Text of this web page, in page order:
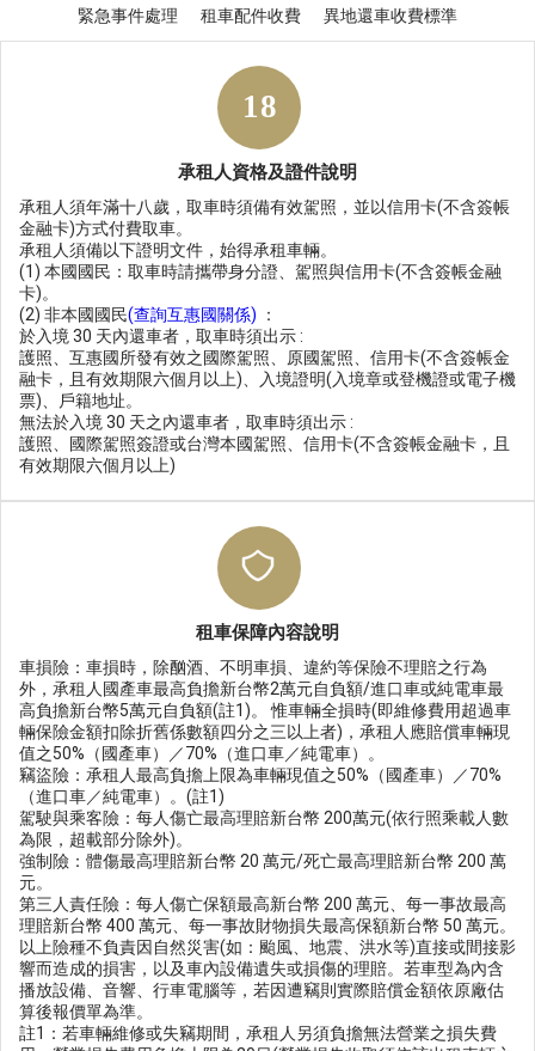
緊急事件處理
租車配件收費 異地還車收費標準
承租人資格及證件說明
承租人須年滿十八歲，取車時須備有效駕照，並以信用卡(不含簽帳
金融卡)方式付費取車。
承租人須備以下證明文件，始得承租車輛。
(1) 本國國民：取車時請攜帶身分證、駕照與信用卡(不含簽帳金融
卡)。
(2) 非本國國民(查詢互惠國關係) ：
於入境 30 天內還車者，取車時須出示 :
護照、互惠國所發有效之國際駕照、原國駕照、信用卡(不含簽帳金
融卡，且有效期限六個月以上)、入境證明(入境章或登機證或電子機
票)、戶籍地址。
無法於入境 30 天之內還車者，取車時須出示 :
護照、國際駕照簽證或台灣本國駕照、信用卡(不含簽帳金融卡，且
有效期限六個月以上)
租車保障內容說明
車損險：車損時，除酗酒、不明車損、違約等保險不理賠之行為
外，承租人國產車最高負擔新台幣2萬元自負額/進口車或純電車最
高負擔新台幣5萬元自負額(註1)。 惟車輛全損時(即維修費用超過車
輛保險金額扣除折舊係數額四分之三以上者)，承租人應賠償車輛現
值之50%（國產車）／70%（進口車／純電車）。
竊盜險：承租人最高負擔上限為車輛現值之50%（國產車）／70%
（進口車／純電車）。(註1)
駕駛與乘客險：每人傷亡最高理賠新台幣 200萬元(依行照乘載人數
為限，超載部分除外)。
強制險：體傷最高理賠新台幣 20 萬元/死亡最高理賠新台幣 200 萬
元。
第三人責任險：每人傷亡保額最高新台幣 200 萬元、每一事故最高
理賠新台幣 400 萬元、每一事故財物損失最高保額新台幣 50 萬元。
以上險種不負責因自然災害(如：颱風、地震、洪水等)直接或間接影
響而造成的損害，以及車內設備遺失或損傷的理賠。若車型為內含
播放設備、音響、行車電腦等，若因遭竊則實際賠償金額依原廠估
算後報價單為準。
註1：若車輛維修或失竊期間，承租人另須負擔無法營業之損失費